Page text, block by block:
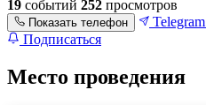
19 событий 252 просмотров
Показать телефон Telegram
Подписаться
Место проведения